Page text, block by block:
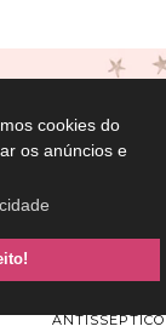
cookies do
os anúncios e
CATEGORIAS
ANTISSÉPTICO